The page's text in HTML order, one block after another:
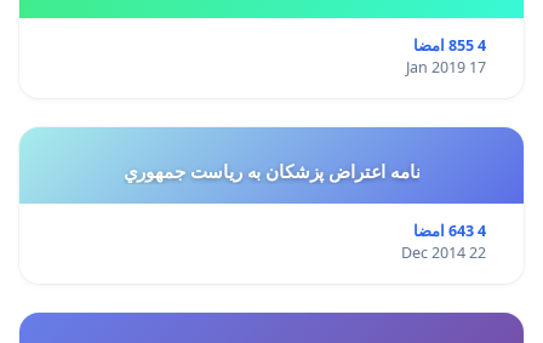
4 855 امضا
17 Jan 2019
نامه اعتراض پزشكان به رياست جمهوري
4 643 امضا
22 Dec 2014